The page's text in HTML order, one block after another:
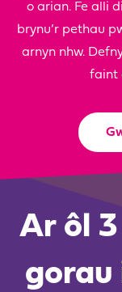
o arian. Fe alli
brynu’r pethau
arnyn nhw.
faint
Ar ôl
gorau